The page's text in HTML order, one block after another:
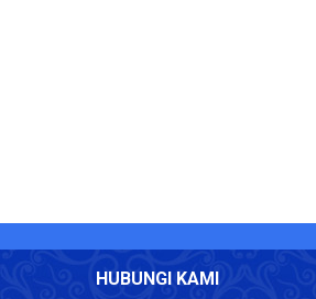
HUBUNGI KAMI